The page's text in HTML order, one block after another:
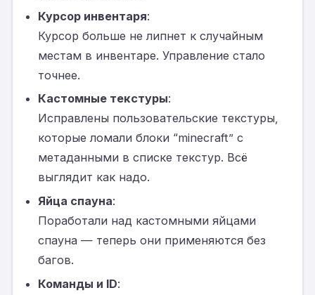
Курсор инвентаря:
Курсор больше не липнет к случайным
местам в инвентаре. Управление стало
точнее.
Кастомные текстуры:
Исправлены пользовательские текстуры,
которые ломали блоки “minecraft” с
метаданными в списке текстур. Всё
выглядит как надо.
Яйца спауна:
Поработали над кастомными яйцами
спауна — теперь они применяются без
багов.
Команды и ID: